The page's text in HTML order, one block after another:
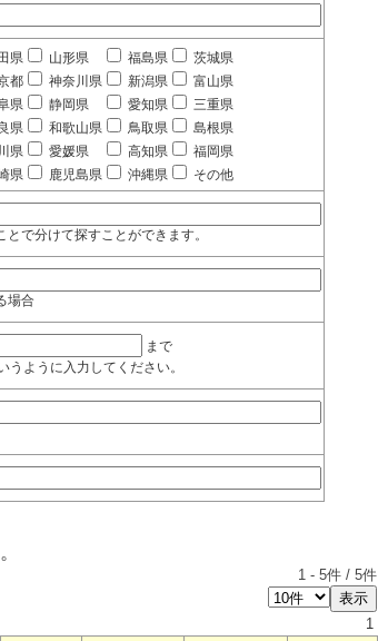
県 山形県 福島県
茨城県
都 神奈川県 新潟県
富山県
県 静岡県 愛知県
三重県
県 和歌山県 鳥取県
島根県
県 愛媛県 高知県
福岡県
県 鹿児島県 沖縄県 その他
で分けて探すことができます。
場合
まで
ように入力してください。
1 - 5件 / 5件
1